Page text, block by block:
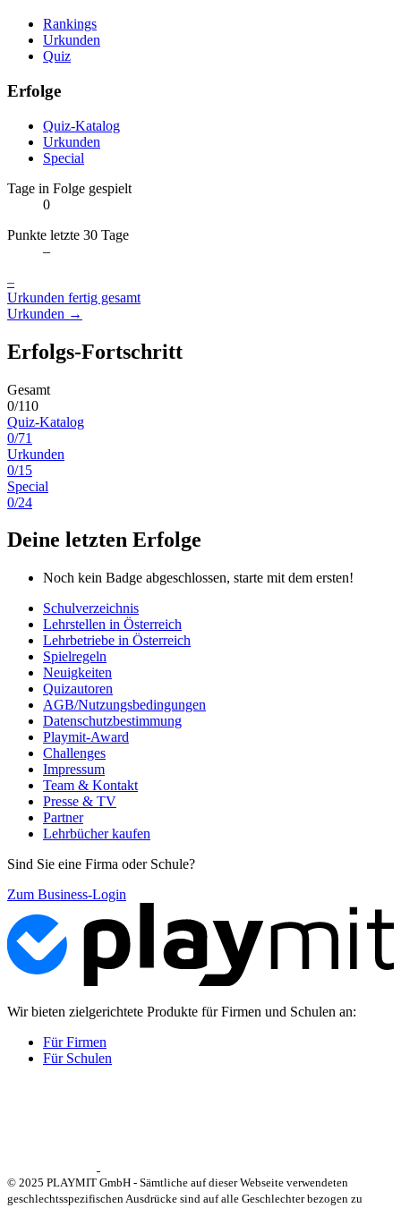
Rankings
Urkunden
Quiz
Erfolge
Quiz-Katalog
Urkunden
Special
Tage in Folge gespielt
0
Punkte letzte 30 Tage
–
–
Urkunden fertig gesamt
Urkunden →
Erfolgs-Fortschritt
Gesamt
0/110
Quiz-Katalog
0/71
Urkunden
0/15
Special
0/24
Deine letzten Erfolge
Noch kein Badge abgeschlossen, starte mit dem ersten!
Schulverzeichnis
Lehrstellen in Österreich
Lehrbetriebe in Österreich
Spielregeln
Neuigkeiten
Quizautoren
AGB/Nutzungsbedingungen
Datenschutzbestimmung
Playmit-Award
Challenges
Impressum
Team & Kontakt
Presse & TV
Partner
Lehrbücher kaufen
Sind Sie eine Firma oder Schule?
Zum Business-Login
Wir bieten zielgerichtete Produkte für Firmen und Schulen an:
Für Firmen
Für Schulen
© 2025 PLAYMIT GmbH - Sämtliche auf dieser Webseite verwendeten
geschlechtsspezifischen Ausdrücke sind auf alle Geschlechter bezogen zu